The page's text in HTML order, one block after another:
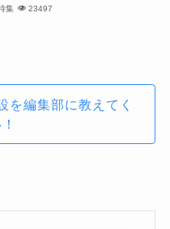
集 23497
を編集部に教えてく